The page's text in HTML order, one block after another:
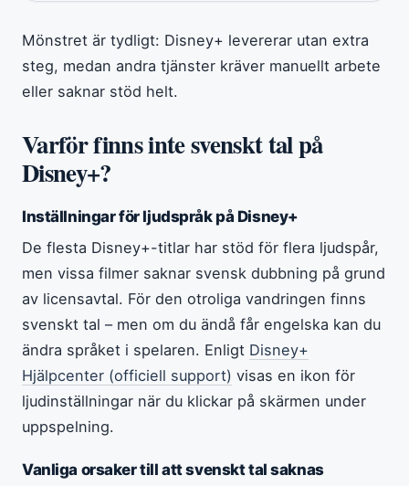
Mönstret är tydligt: Disney+ levererar utan extra
steg, medan andra tjänster kräver manuellt arbete
eller saknar stöd helt.
Varför finns inte svenskt tal på
Disney+?
Inställningar för ljudspråk på Disney+
De flesta Disney+-titlar har stöd för flera ljudspår,
men vissa filmer saknar svensk dubbning på grund
av licensavtal. För den otroliga vandringen finns
svenskt tal – men om du ändå får engelska kan du
ändra språket i spelaren. Enligt Disney+
Hjälpcenter (officiell support) visas en ikon för
ljudinställningar när du klickar på skärmen under
uppspelning.
Vanliga orsaker till att svenskt tal saknas